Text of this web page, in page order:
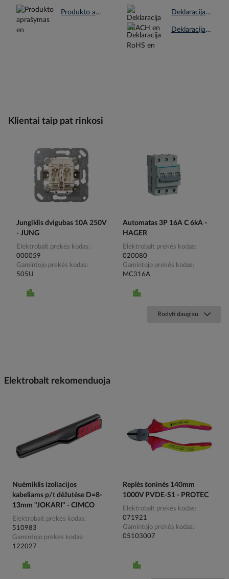
Produkto aprašymas en.pdf Deklaracija REACH en.pdf
Deklaracija RoHS en.pdf
Klientai taip pat rinkosi
Jungiklis dvigubas 10A 250V
- JUNG
Elektrobalt prekės kodas
000059
Gamintojo prekės kodas
505U
Automatas 3P 16A C 6kA -
HAGER
Elektrobalt prekės kodas
020080
Gamintojo prekės kodas
MC316A
Rodyti daugiau
Elektrobalt rekomenduoja
Nuėmiklis izoliacijos
kabeliams p/t dėžutėse D=8-
13mm "JOKARI" - CIMCO
Elektrobalt prekės kodas
510983
Gamintojo prekės kodas
122027
Replės šoninės 140mm
1000V PVDE-S1 - PROTEC
Elektrobalt prekės kodas
071921
Gamintojo prekės kodas
05103007